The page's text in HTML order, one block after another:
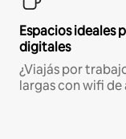
Espacios ideales
digitales
¿Viajás por
largas con wifi